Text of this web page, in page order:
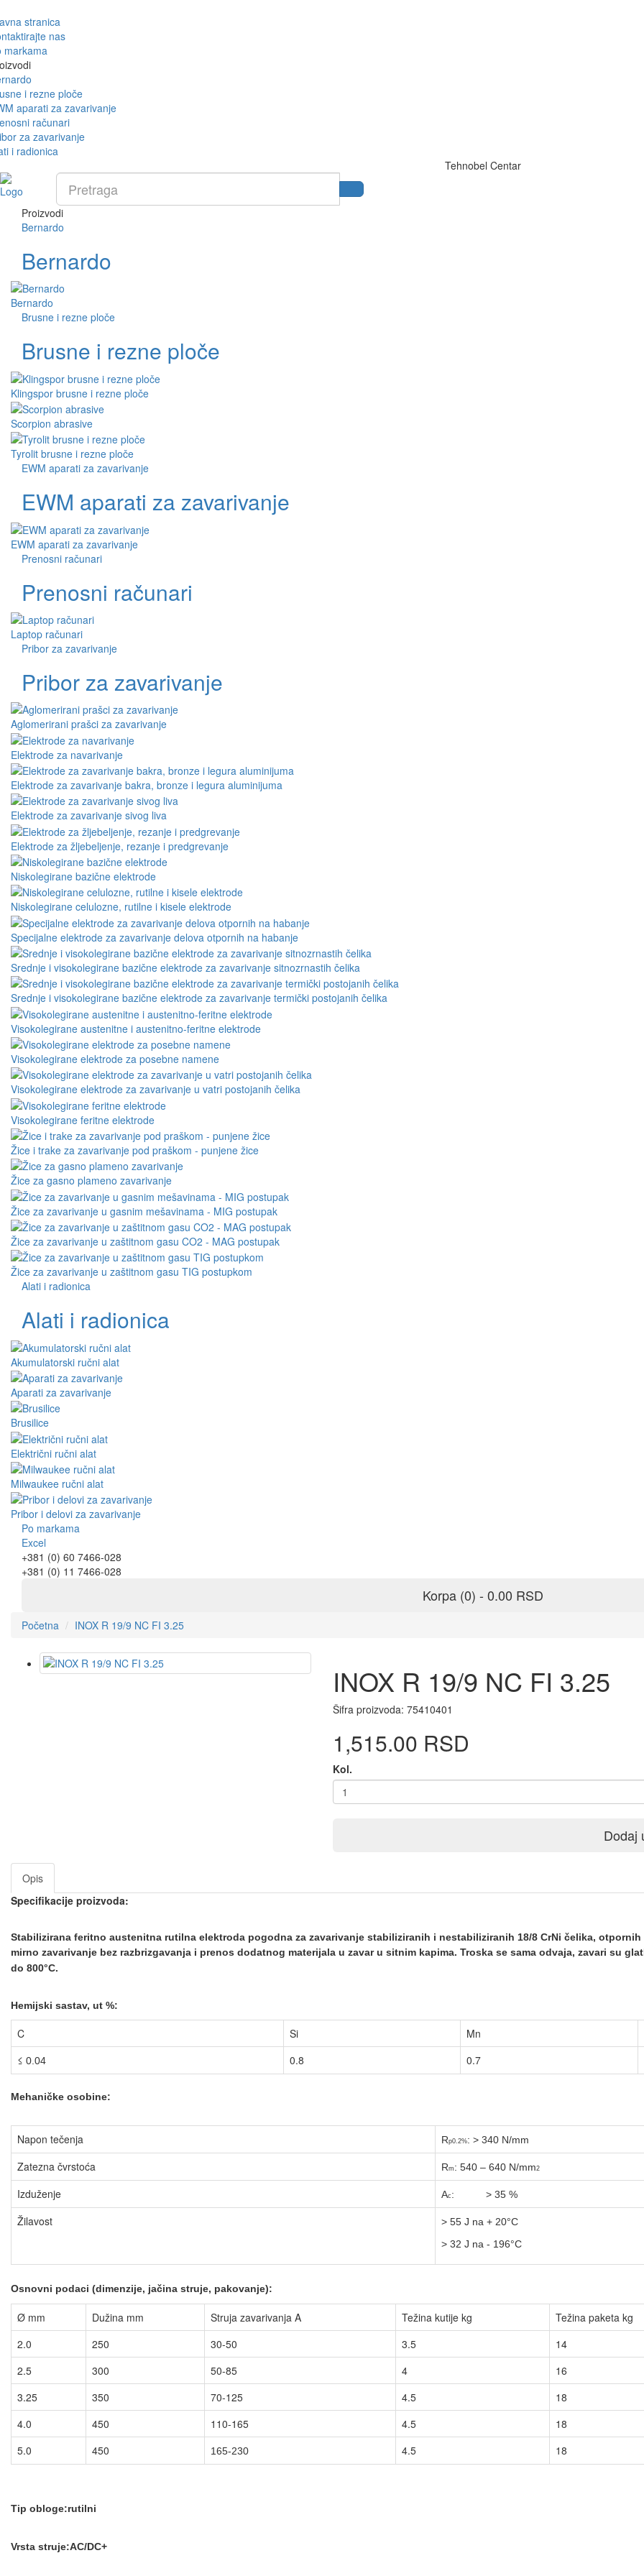
stranica
nas
markama
i rezne ploče
aparati za zavarivanje
računari
za zavarivanje
i radionica
Tehnobel Centar
Proizvodi
Bernardo
Bernardo
Bernardo
Brusne i rezne ploče
Brusne i rezne ploče
Klingspor brusne i rezne ploče
Scorpion abrasive
Tyrolit brusne i rezne ploče
EWM aparati za zavarivanje
EWM aparati za zavarivanje
EWM aparati za zavarivanje
Prenosni računari
Prenosni računari
Laptop računari
Pribor za zavarivanje
Pribor za zavarivanje
Aglomerirani prašci za zavarivanje
Elektrode za navarivanje
Elektrode za zavarivanje bakra, bronze i legura aluminijuma
Elektrode za zavarivanje sivog liva
Elektrode za žljebeljenje, rezanje i predgrevanje
Niskolegirane bazične elektrode
Niskolegirane celulozne, rutilne i kisele elektrode
Specijalne elektrode za zavarivanje delova otpornih na habanje
Srednje i visokolegirane bazične elektrode za zavarivanje sitnozrnastih čelika
Srednje i visokolegirane bazične elektrode za zavarivanje termički postojanih čelika
Visokolegirane austenitne i austenitno-feritne elektrode
Visokolegirane elektrode za posebne namene
Visokolegirane elektrode za zavarivanje u vatri postojanih čelika
Visokolegirane feritne elektrode
Žice i trake za zavarivanje pod praškom - punjene žice
Žice za gasno plameno zavarivanje
Žice za zavarivanje u gasnim mešavinama - MIG postupak
Žice za zavarivanje u zaštitnom gasu CO2 - MAG postupak
Žice za zavarivanje u zaštitnom gasu TIG postupkom
Alati i radionica
Alati i radionica
Akumulatorski ručni alat
Aparati za zavarivanje
Brusilice
Električni ručni alat
Milwaukee ručni alat
Pribor i delovi za zavarivanje
Po markama
Excel
+381 (0) 60 7466-028
+381 (0) 11 7466-028
Korpa (0) - 0.00 RSD
Početna INOX R 19/9 NC FI 3.25
INOX R 19/9 NC FI 3.25
Šifra proizvoda: 75410401
1,515.00 RSD
Kol.
Dodaj
Opis
Specifikacije proizvoda:
Stabilizirana feritno austenitna rutilna elektroda pogodna za zavarivanje stabiliziranih i nestabiliziranih 18/8 CrNi čelika, otpornih
mirno zavarivanje bez razbrizgavanja i prenos dodatnog materijala u zavar u sitnim kapima. Troska se sama odvaja, zavari su
do 800°C.
Hemijski sastav, ut %:
C Si Mn
≤ 0.04 0.8 0.7
Mehaničke osobine:
Napon tečenja Rp0.2%: > 340 N/mm
Zatezna čvrstoća Rm: 540 – 640 N/mm2
Izduženje Ac: > 35 %
Žilavost > 55 J na + 20°C
> 32 J na - 196°C
Osnovni podaci (dimenzije, jačina struje, pakovanje):
Ø mm Dužina mm Struja zavarivanja A Težina kutije kg Težina paketa kg
2.0
250 30-50 3.5
14
2.5
300 50-85 4 16
3.25
350 70-125 4.5 18
4.0
450 110-165 4.5 18
5.0
450 165-230 4.5 18
Tip obloge:rutilni
Vrsta struje:AC/DC+